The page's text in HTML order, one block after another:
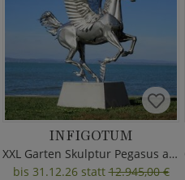
INFIGOTUM
XXL Garten Skulptur Pegasus aus Metall
bis 31.12.26 statt12.945,00 €